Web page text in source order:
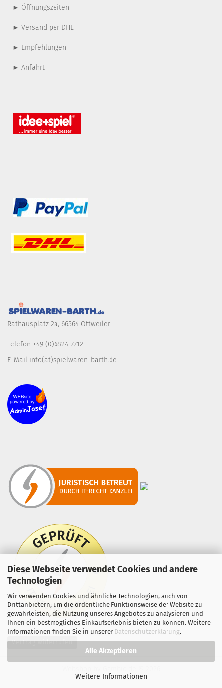
Diese Webseite verwendet Cookies und andere
Technologien
Wir verwenden Cookies und ähnliche Technologien, auch von
Drittanbietern, um die ordentliche Funktionsweise der Website zu
gewährleisten, die Nutzung unseres Angebotes zu analysieren und
Ihnen ein bestmögliches Einkaufserlebnis bieten zu können. Weitere
Informationen finden Sie in unserer Datenschutzerklärung.
Alle Akzeptieren
Weitere Informationen
► Öffnungszeiten
► Versand per DHL
► Empfehlungen
► Anfahrt
Rathausplatz 2a, 66564 Ottweiler
Telefon +49 (0)6824-7712
E-Mail info(at)spielwaren-barth.de
Vertrag widerrufen